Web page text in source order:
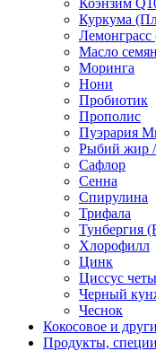
Коэнзим
Куркума
Масло
Моринга
Нони
Пробиотик
Прополис
Пуэрария
Рыбий жир
Сафлор
Сенна
Спирулина
Трифала
Тунбергия
Хлорофилл
Цинк
Циссус
Черный
Чеснок
Кокосовое и
Продукты,